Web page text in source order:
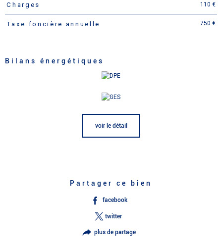
Charges 110 €
Taxe foncière annuelle 750 €
Bilans énergétiques
voir le détail
Partager ce bien
facebook
twitter
plus de partage